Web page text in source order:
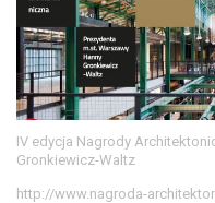
IV edycja Nagrody
Gronkiewicz-Waltz
http://www.nagroda-